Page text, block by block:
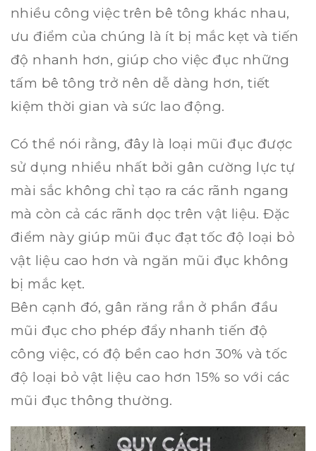
nhiều công việc trên bê tông khác nhau,
ưu điểm của chúng là ít bị mắc kẹt và tiến
độ nhanh hơn, giúp cho việc đục những
tấm bê tông trở nên dễ dàng hơn, tiết
kiệm thời gian và sức lao động.
Có thể nói rằng, đây là loại mũi đục được
sử dụng nhiều nhất bởi gân cường lực tự
mài sắc không chỉ tạo ra các rãnh ngang
mà còn cả các rãnh dọc trên vật liệu. Đặc
điểm này giúp mũi đục đạt tốc độ loại bỏ
vật liệu cao hơn và ngăn mũi đục không
bị mắc kẹt.
Bên cạnh đó, gân răng rắn ở phần đầu
mũi đục cho phép đẩy nhanh tiến độ
công việc, có độ bền cao hơn 30% và tốc
độ loại bỏ vật liệu cao hơn 15% so với các
mũi đục thông thường.